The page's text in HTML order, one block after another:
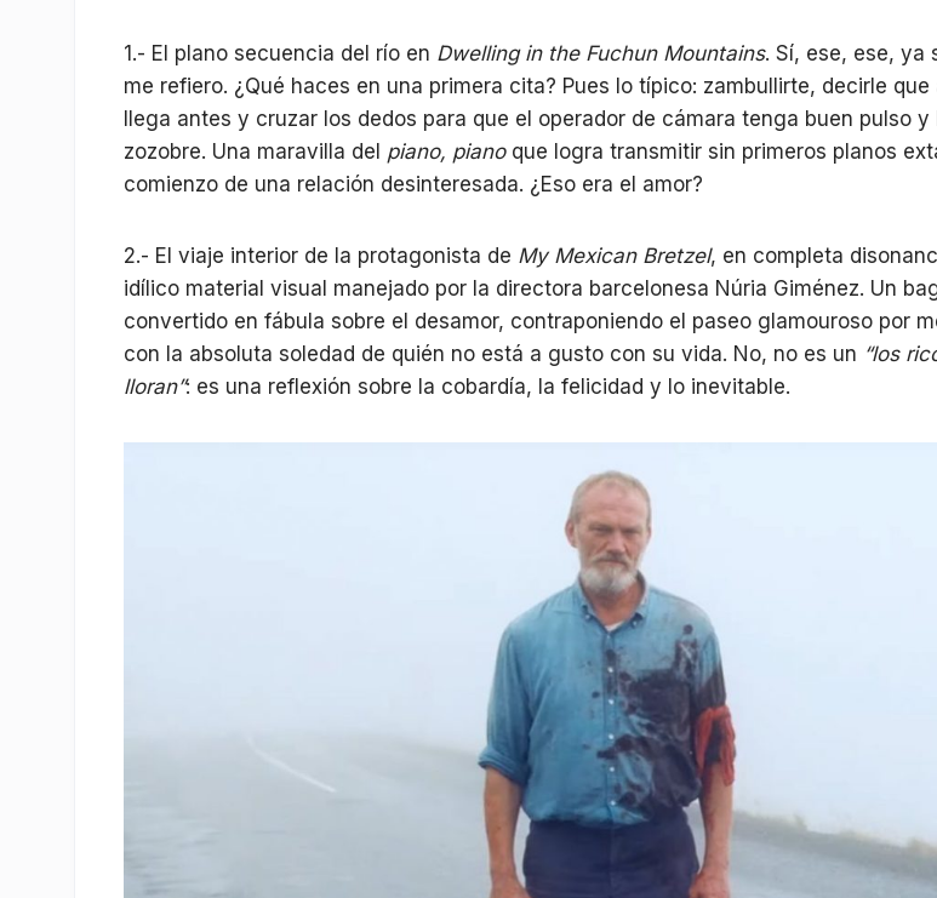
1.- El plano secuencia del río en Dwelling in the Fuchun Mountains. Sí, ese, ese, ya
me refiero. ¿Qué haces en una primera cita? Pues lo típico: zambullirte, decirle que
llega antes y cruzar los dedos para que el operador de cámara tenga buen pulso
zozobre. Una maravilla del piano, pianoque logra transmitir sin primeros planos
comienzo de una relación desinteresada. ¿Eso era el amor?
2.- El viaje interior de la protagonista de My Mexican Bretzel, en completa
idílico material visual manejado por la directora barcelonesa Núria Giménez. Un
convertido en fábula sobre el desamor, contraponiendo el paseo glamouroso por
con la absoluta soledad de quién no está a gusto con su vida. No, no es un “los
lloran”: es una reflexión sobre la cobardía, la felicidad y lo inevitable.